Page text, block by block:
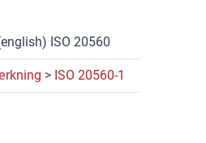
ISO 20560
> ISO 20560-1